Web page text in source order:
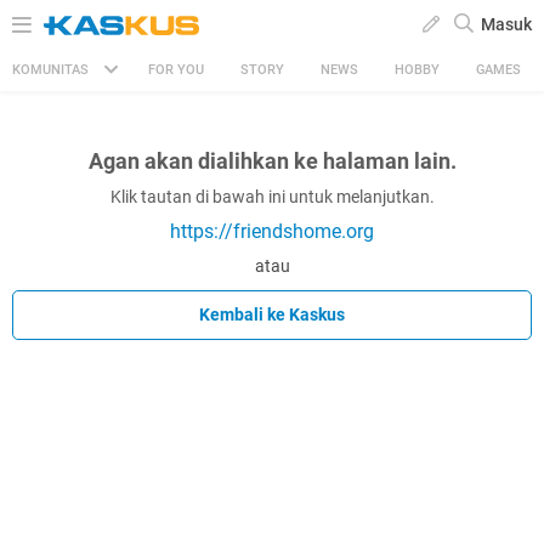
Masuk
KOMUNITAS FOR YOU STORY NEWS HOBBY GAMES
Agan akan dialihkan ke halaman lain.
Klik tautan di bawah ini untuk melanjutkan.
https://friendshome.org
atau
Kembali ke Kaskus